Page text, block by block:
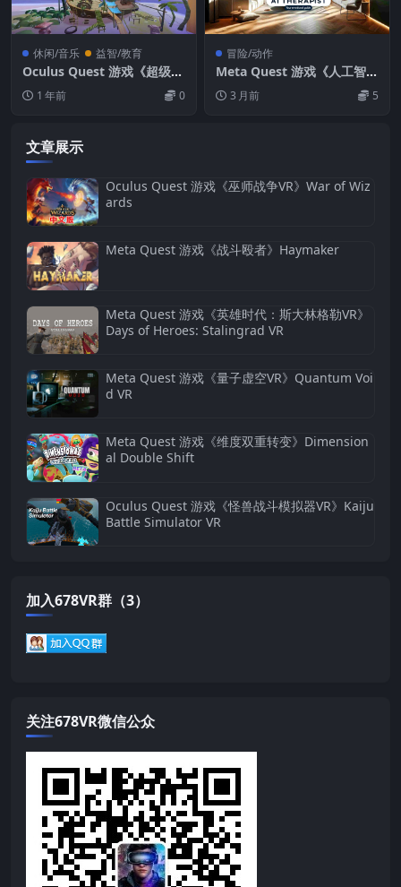
休闲/音乐 益智/教育
Oculus Quest 游戏《超级拼
图 VR》Jigsaw Puzzle VR
1 年前 0
冒险/动作
Meta Quest 游戏《人工智能
治疗师》AI Therapist: Your
Emotional Guide
3 月前 5
文章展示
Oculus Quest 游戏《巫师战争VR》War of Wiz
ards
Meta Quest 游戏《战斗殴者》Haymaker
Meta Quest 游戏《英雄时代：斯大林格勒VR》
Days of Heroes: Stalingrad VR
Meta Quest 游戏《量子虚空VR》Quantum Voi
d VR
Meta Quest 游戏《维度双重转变》Dimension
al Double Shift
Oculus Quest 游戏《怪兽战斗模拟器VR》Kaiju
Battle Simulator VR
加入678VR群（3）
关注678VR微信公众